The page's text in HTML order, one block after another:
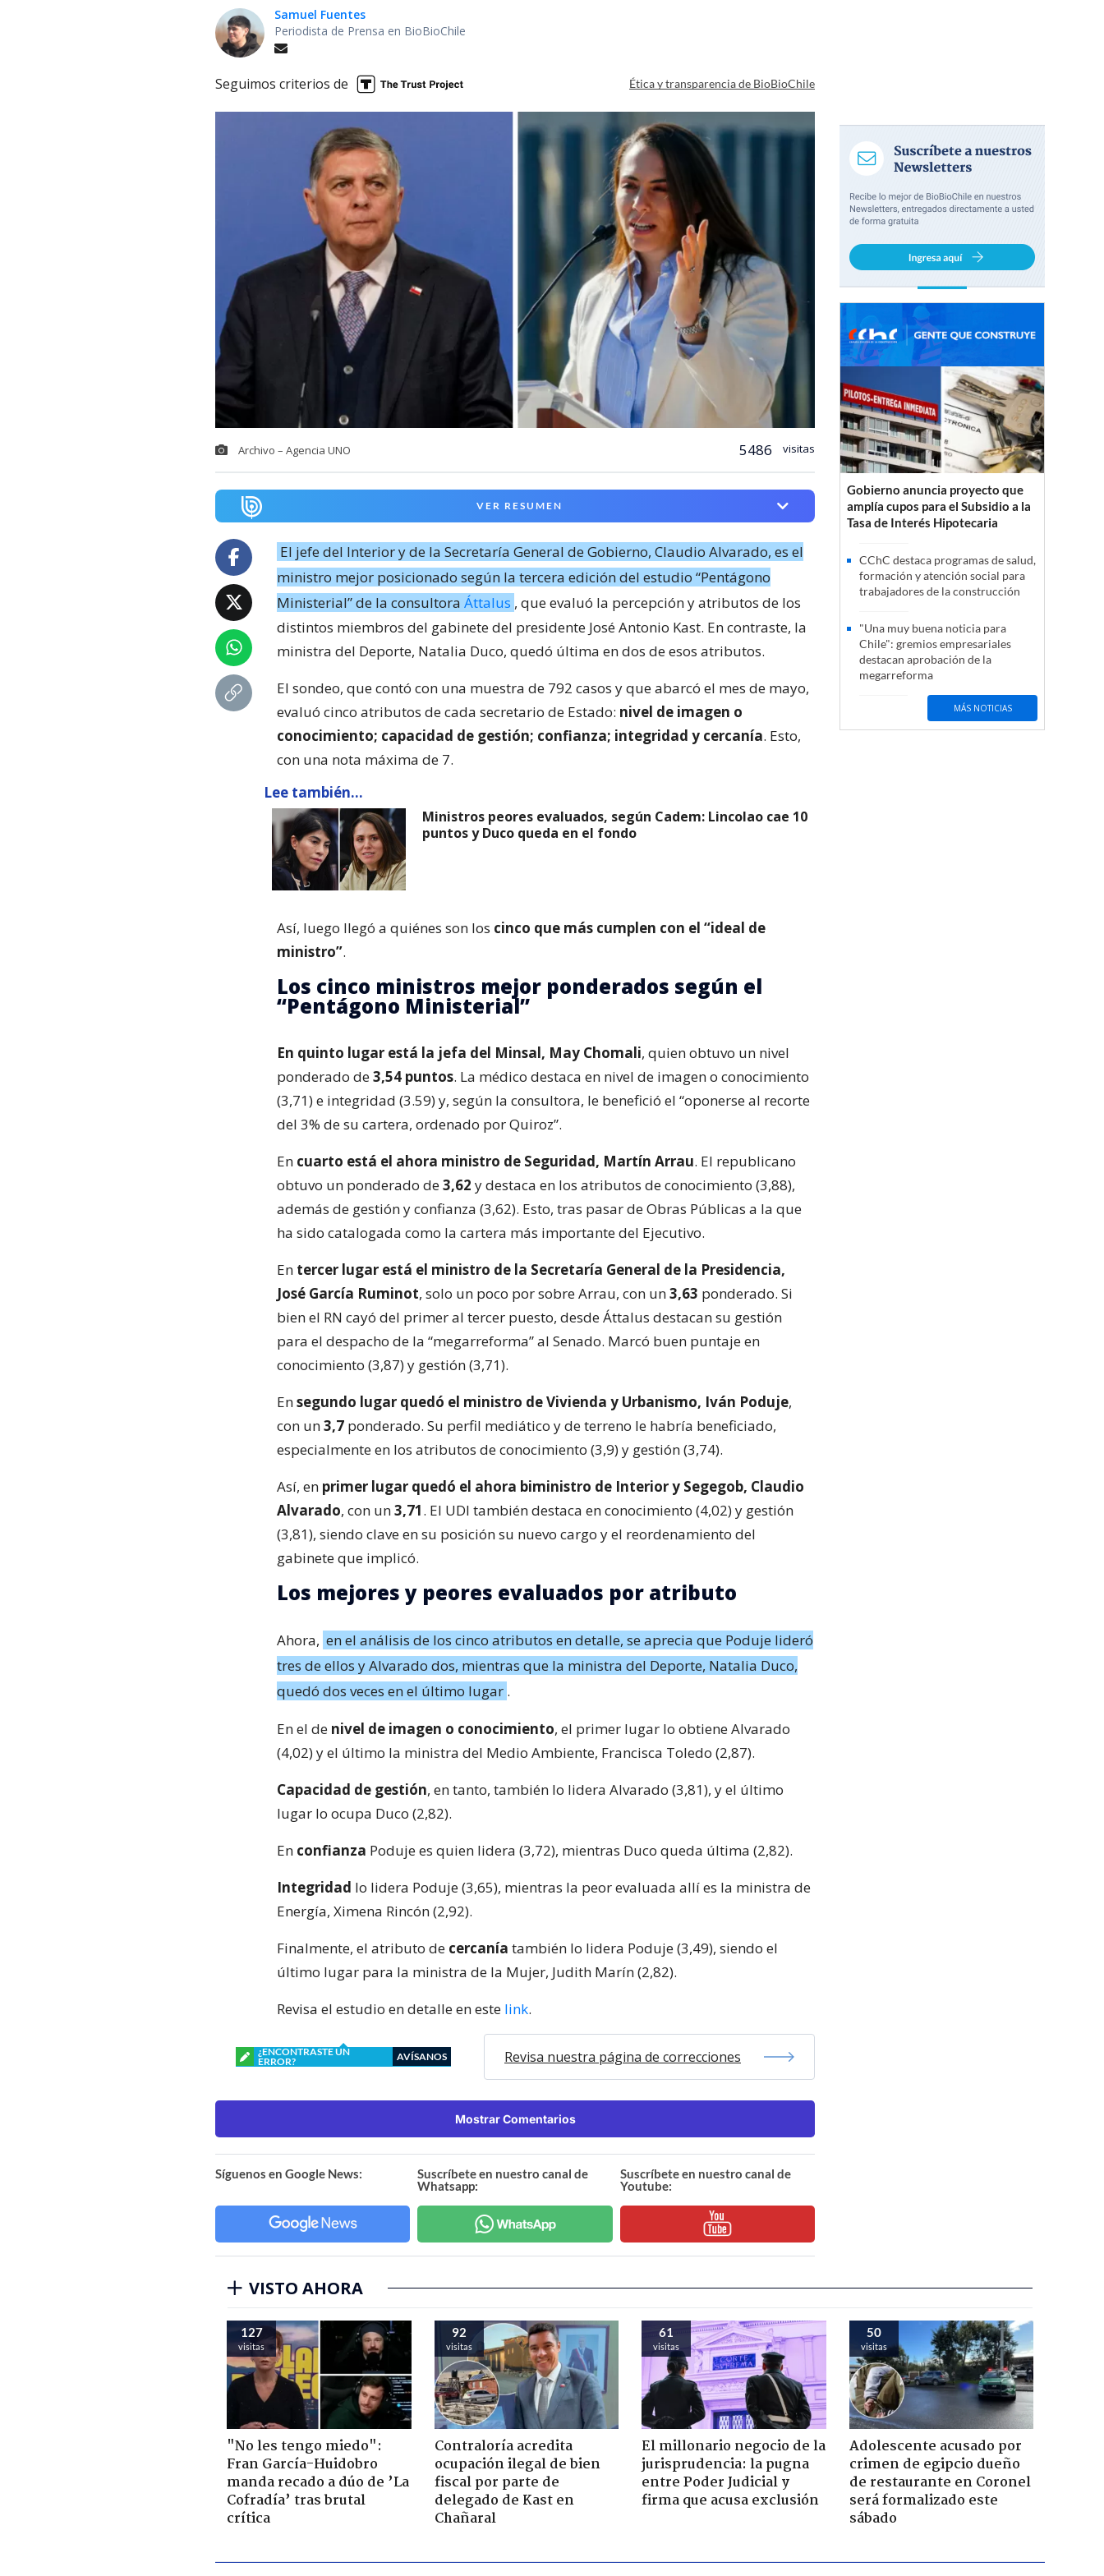
Samuel Fuentes
Periodista de Prensa en BioBioChile
Seguimos criterios de Ética y transparencia de BioBioChile
Archivo – Agencia UNO 5486 visitas
VER RESUMEN
El jefe del Interior y de la Secretaría General de Gobierno, Claudio Alvarado, es el
ministro mejor posicionado según la tercera edición del estudio “Pentágono
Ministerial” de la consultora Áttalus , que evaluó la percepción y atributos de los
distintos miembros del gabinete del presidente José Antonio Kast. En contraste, la
ministra del Deporte, Natalia Duco, quedó última en dos de esos atributos.
El sondeo, que contó con una muestra de 792 casos y que abarcó el mes de mayo,
evaluó cinco atributos de cada secretario de Estado: nivel de imagen o
conocimiento; capacidad de gestión; confianza; integridad y cercanía. Esto,
con una nota máxima de 7.
Lee también...
Ministros peores evaluados, según Cadem: Lincolao cae 10
puntos y Duco queda en el fondo
Así, luego llegó a quiénes son los cinco que más cumplen con el “ideal de
ministro”.
Los cinco ministros mejor ponderados según el
“Pentágono Ministerial”
En quinto lugar está la jefa del Minsal, May Chomali, quien obtuvo un nivel
ponderado de3,54 puntos. La médico destaca en nivel de imagen o conocimiento
(3,71) e integridad (3.59) y, según la consultora, le benefició el “oponerse al recorte
del 3% de su cartera, ordenado por Quiroz”.
En cuarto está el ahora ministro de Seguridad, Martín Arrau. El republicano
obtuvo un ponderado de3,62 y destaca en los atributos de conocimiento (3,88),
además de gestión y confianza (3,62). Esto, tras pasar de Obras Públicas a la que
ha sido catalogada como la cartera más importante del Ejecutivo.
En tercer lugar está el ministro de la Secretaría General de la Presidencia,
José García Ruminot, solo un poco por sobre Arrau, con un3,63 ponderado. Si
bien el RN cayó del primer al tercer puesto, desde Áttalus destacan su gestión
para el despacho de la “megarreforma” al Senado. Marcó buen puntaje en
conocimiento (3,87) y gestión (3,71).
Ensegundo lugar quedó el ministro de Vivienda y Urbanismo, Iván Poduje,
con un3,7 ponderado. Su perfil mediático y de terreno le habría beneficiado,
especialmente en los atributos de conocimiento (3,9) y gestión (3,74).
Así, en primer lugar quedó el ahora biministro de Interior y Segegob, Claudio
Alvarado, con un3,71. El UDI también destaca en conocimiento (4,02) y gestión
(3,81), siendo clave en su posición su nuevo cargo y el reordenamiento del
gabinete que implicó.
Los mejores y peores evaluados por atributo
Ahora, en el análisis de los cinco atributos en detalle, se aprecia que Poduje lideró
tres de ellos y Alvarado dos, mientras que la ministra del Deporte, Natalia Duco,
quedó dos veces en el último lugar .
En el de nivel de imagen o conocimiento, el primer lugar lo obtiene Alvarado
(4,02) y el último la ministra del Medio Ambiente, Francisca Toledo (2,87).
Capacidad de gestión, en tanto, también lo lidera Alvarado (3,81), y el último
lugar lo ocupa Duco (2,82).
En confianza Poduje es quien lidera (3,72), mientras Duco queda última (2,82).
Integridad lo lidera Poduje (3,65), mientras la peor evaluada allí es la ministra de
Energía, Ximena Rincón (2,92).
Finalmente, el atributo de cercanía también lo lidera Poduje (3,49), siendo el
último lugar para la ministra de la Mujer, Judith Marín (2,82).
Revisa el estudio en detalle en este link.
¿ENCONTRASTE UN
ERROR?
AVÍSANOS Revisa nuestra página de correcciones
Mostrar Comentarios
Síguenos en Google News:
Suscríbete en nuestro canal de
Whatsapp:
Suscríbete en nuestro canal de
Youtube:
Gobierno anuncia proyecto que
amplía cupos para el Subsidio a la
Tasa de Interés Hipotecaria
CChC destaca programas de salud,
formación y atención social para
trabajadores de la construcción
"Una muy buena noticia para
Chile": gremios empresariales
destacan aprobación de la
megarreforma
MÁS NOTICIAS
VISTO AHORA
127
visitas
"No les tengo miedo":
Fran García-Huidobro
manda recado a dúo de ’La
Cofradía’ tras brutal
crítica
92
visitas
Contraloría acredita
ocupación ilegal de bien
fiscal por parte de
delegado de Kast en
Chañaral
61
visitas
El millonario negocio de la
jurisprudencia: la pugna
entre Poder Judicial y
firma que acusa exclusión
50
visitas
Adolescente acusado por
crimen de egipcio dueño
de restaurante en Coronel
será formalizado este
sábado